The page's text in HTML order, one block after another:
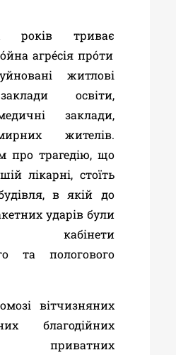
років триває
агре́сія про́ти
житлові
освіти,
заклади,
жителів.
про трагедію, що
лікарні, стоїть
в якій до
ударів були
кабінети
та пологового
вітчизняних
благодійних
приватних